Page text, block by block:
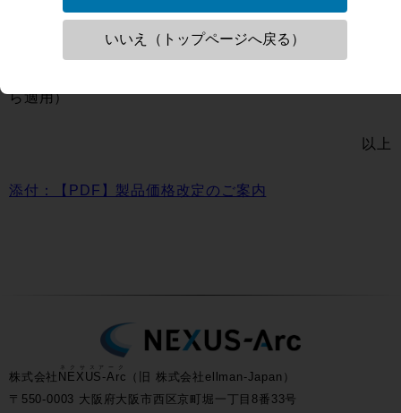
【改定時期】
ら適用）
以上
添付：【PDF】製品価格改定のご案内
株式会社 NEXUS-Arc
ネクサスアーク
（旧 株式会社ellman-Japan）
〒550-0003 大阪府大阪市西区京町堀一丁目8番33号
いいえ（トップページへ戻る）